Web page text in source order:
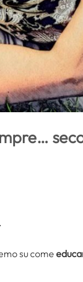
su come